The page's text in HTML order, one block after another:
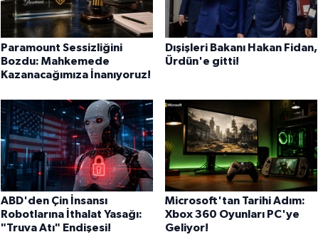
Paramount Sessizliğini
Bozdu: Mahkemede
Kazanacağımıza İnanıyoruz!
Dışişleri Bakanı Hakan Fidan,
Ürdün'e gitti!
ABD'den Çin İnsansı
Robotlarına İthalat Yasağı:
"Truva Atı" Endişesi!
Microsoft'tan Tarihi Adım:
Xbox 360 Oyunları PC'ye
Geliyor!